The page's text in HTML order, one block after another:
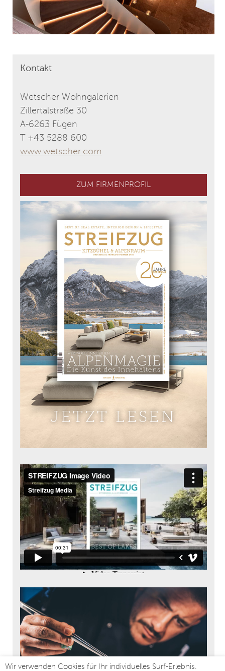
Kontakt
Wetscher Wohngalerien
Zillertalstraße 30
A-6263 Fügen
T +43 5288 600
www.wetscher.com
ZUM FIRMENPROFIL
JETZT LESEN
Wir verwenden Cookies für Ihr individuelles Surf-Erlebnis.